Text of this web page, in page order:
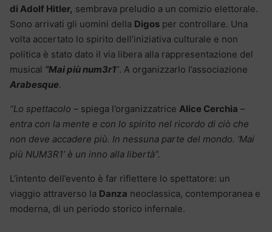
di Adolf Hitler, sembrava preludio a un comizio elettorale.
Sono arrivati gli uomini della Digos per controllare. Una
volta accertato lo spirito dell’iniziativa culturale e non
politica è stato dato il via libera alla rappresentazione del
musical “Mai più num3r1“. A organizzarlo l’associazione
Arabesque.
“Lo spettacolo – spiega l’organizzatrice Alice Cerchia –
entra con la mente e con lo spirito nel ricordo di ciò che
non deve accadere più. In nessuna parte del mondo. ‘Mai
più NUM3R1’ è un inno alla libertà”.
L’intento dell’evento è far riflettere lo spettatore: un
viaggio attraverso la Danza neoclassica, contemporanea e
moderna, di un periodo storico infernale.